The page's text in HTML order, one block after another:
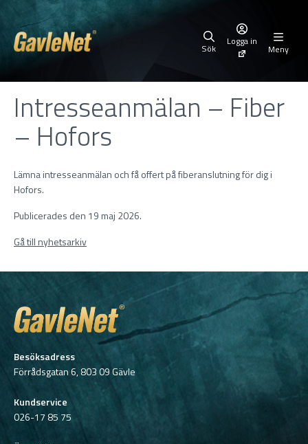
Sök
Logga in
Meny
Intresseanmälan – Fiber
– Hofors
Lämna intresseanmälan och få offert på fiberanslutning för dig i
Hofors.
Publicerades den 19 maj 2026.
Gå till nyhetsarkiv
Besöksadress
Förrådsgatan 6, 803 09 Gävle
Kundservice
026-17 85 75